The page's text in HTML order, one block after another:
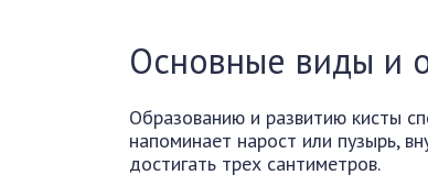
Основные виды и
Образованию и развитию кисты
напоминает нарост или пузырь,
достигать трех сантиметров.